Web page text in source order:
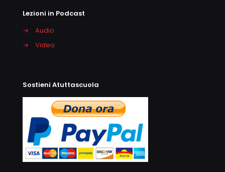
Lezioni in Podcast
→
Audio
→
Video
Sostieni Atuttascuola